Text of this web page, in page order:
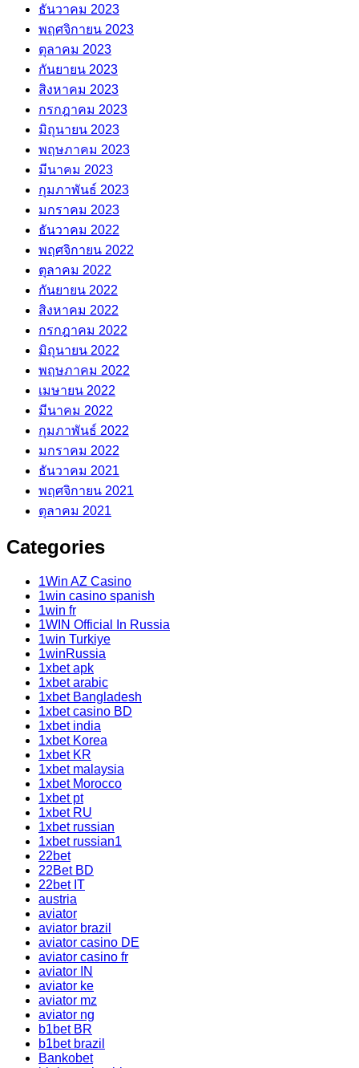
ธันวาคม 2023
พฤศจิกายน 2023
ตุลาคม 2023
กันยายน 2023
สิงหาคม 2023
กรกฎาคม 2023
มิถุนายน 2023
พฤษภาคม 2023
มีนาคม 2023
กุมภาพันธ์ 2023
มกราคม 2023
ธันวาคม 2022
พฤศจิกายน 2022
ตุลาคม 2022
กันยายน 2022
สิงหาคม 2022
กรกฎาคม 2022
มิถุนายน 2022
พฤษภาคม 2022
เมษายน 2022
มีนาคม 2022
กุมภาพันธ์ 2022
มกราคม 2022
ธันวาคม 2021
พฤศจิกายน 2021
ตุลาคม 2021
Categories
1Win AZ Casino
1win casino spanish
1win fr
1WIN Official In Russia
1win Turkiye
1winRussia
1xbet apk
1xbet arabic
1xbet Bangladesh
1xbet casino BD
1xbet india
1xbet Korea
1xbet KR
1xbet malaysia
1xbet Morocco
1xbet pt
1xbet RU
1xbet russian
1xbet russian1
22bet
22Bet BD
22bet IT
austria
aviator
aviator brazil
aviator casino DE
aviator casino fr
aviator IN
aviator ke
aviator mz
aviator ng
b1bet BR
b1bet brazil
Bankobet